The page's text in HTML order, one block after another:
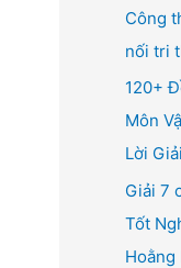
:Công
nối tri
120+
Môn
Lời
Giải 7
Tốt
Hoằng